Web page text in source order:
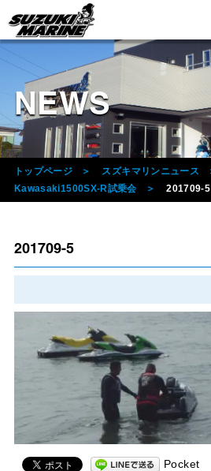
NEWS
トップページ
スズキマリンニュース
Kawasaki1500SX-R試乗会
201709-5
201709-5
Pocket